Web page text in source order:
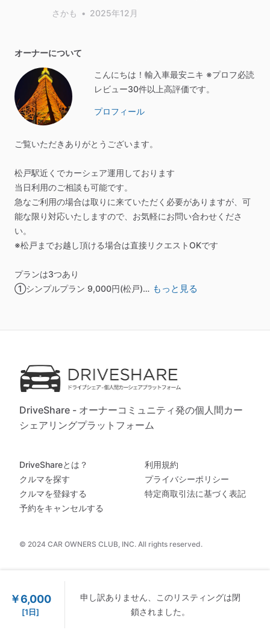
さかも • 2025年12月
オーナーについて
こんにちは！輸入車最安ニキ ※プロフ必読
レビュー30件以上高評価です。
プロフィール
ご覧いただきありがとうございます。
松戸駅近くでカーシェア運用しております
当日利用のご相談も可能です。
急なご利用の場合は取りに来ていただく必要がありますが、可
能な限り対応いたしますので、お気軽にお問い合わせくださ
い。
※松戸までお越し頂ける場合は直接リクエストOKです
プランは3つあり
①シンプルプラン 9,000円(松戸)… もっと見る
￥6,000
[1日]
申し訳ありません、このリスティングは閉
鎖されました。
DriveShare - オーナーコミュニティ発の個人間カー
シェアリングプラットフォーム
© 2024 CAR OWNERS CLUB, INC. All rights reserved.
DriveShareとは？
クルマを探す
クルマを登録する
予約をキャンセルする
利用規約
プライバシーポリシー
特定商取引法に基づく表記